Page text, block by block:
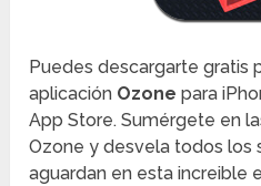
Puedes descargarte gratis
aplicación Ozonepara
App Store. Sumérgete en
Ozone y desvela todos los
aguardan en esta increible